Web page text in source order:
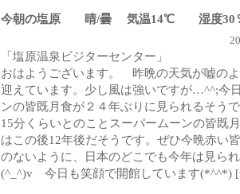
今朝の塩原 晴/曇 気温14℃ 湿度
「塩原温泉ビジターセンター」
おはようございます。 昨晩の天気が嘘の
迎えています。少し風は強いですが…^^;今
ンの皆既月食が２４年ぶりに見られるそう
15分くらいとのことスーパームーンの皆既
はこの後12年後だそうです。ぜひ今晩赤い
のないように、日本のどこでも今年は見ら
(^_^)v 今日も笑顔で開館しています(*^^*)